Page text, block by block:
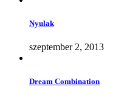
Nyulak
szeptember 2, 2013
Dream Combination